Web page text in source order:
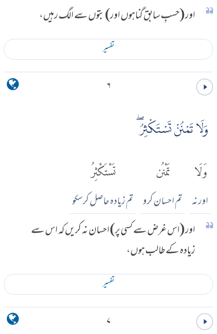
اور (حسبِ سابق گناہوں اور) بتوں سے الگ رہیں،
تفسير
۶
وَلَا تَمْنُنْ تَسْتَكْثِرُۖ
وَلَا
اور نہ
تَمْنُن
تم احسان کرو
تَسْتَكْثِرُ
تم زیادہ حاصل کرسکو
اور (اس غرض سے کسی پر) احسان نہ کریں کہ اس سے
زیادہ کے طالب ہوں،
تفسير
۷